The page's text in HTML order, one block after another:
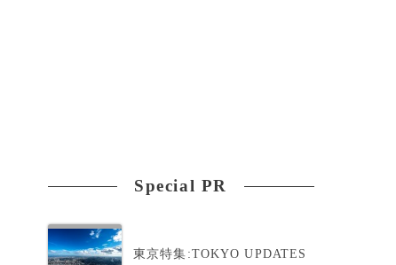
Special PR
東京特集:TOKYO UPDATES